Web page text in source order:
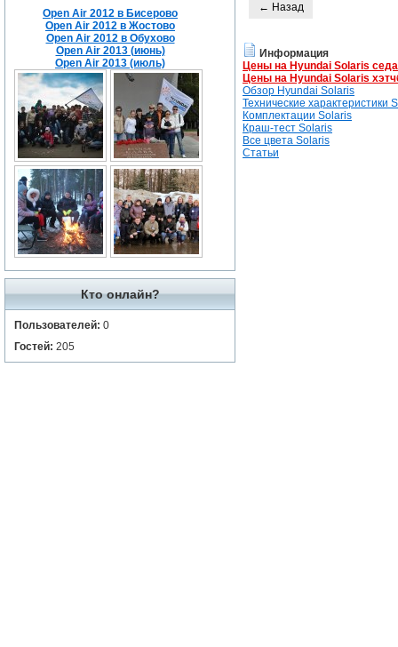
Open Air 2012 в Бисерово
Open Air 2012 в Жостово
Open Air 2012 в Обухово
Open Air 2013 (июнь)
Open Air 2013 (июль)
Кто онлайн?
Пользователей: 0
Гостей: 205
← Назад
Информация
Цены на Hyundai Solaris
Цены на Hyundai Solaris
Обзор Hyundai Solaris
Технические характеристики
Комплектации Solaris
Краш-тест Solaris
Все цвета Solaris
Статьи